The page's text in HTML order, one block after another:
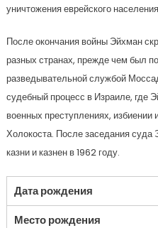
уничтожения еврейского
После окончания войны Эйхман
разных странах, прежде чем был
разведывательной службой
судебный процесс в Израиле, где
военных преступлениях, избиении
Холокоста. После заседания суда
казни и казнен в 1962 году.
Дата рождения
Место рождения